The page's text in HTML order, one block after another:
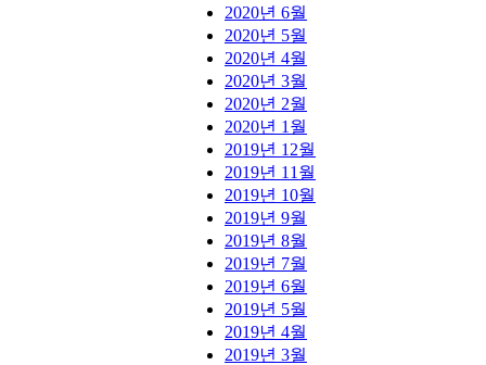
2020년 6월
2020년 5월
2020년 4월
2020년 3월
2020년 2월
2020년 1월
2019년 12월
2019년 11월
2019년 10월
2019년 9월
2019년 8월
2019년 7월
2019년 6월
2019년 5월
2019년 4월
2019년 3월